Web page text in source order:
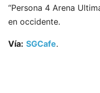
“Persona 4 Arena
en occidente.
Vía: SGCafe.